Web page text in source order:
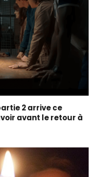
2 arrive ce
avant le retour à